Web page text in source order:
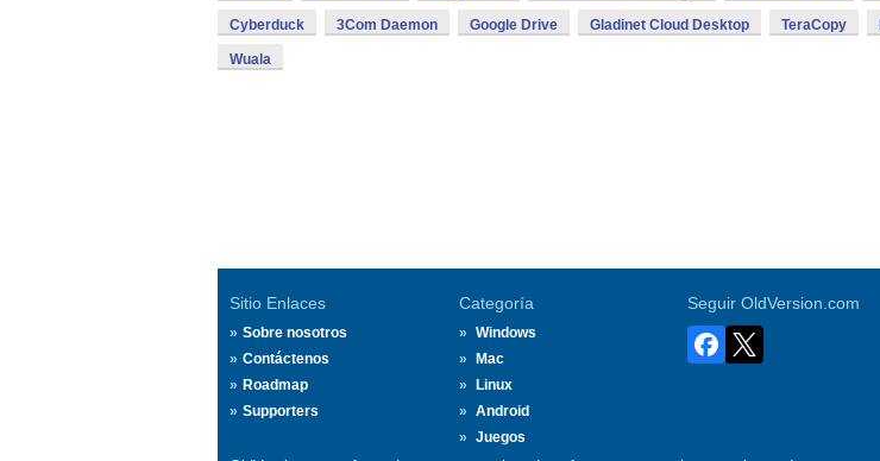
Cyberduck 3Com Daemon Google Drive Gladinet Cloud Desktop TeraCopy
Wuala
Sitio Enlaces
Sobre nosotros
Contáctenos
Roadmap
Supporters
Categoría
Windows
Mac
Linux
Android
Juegos
Seguir OldVersion.com